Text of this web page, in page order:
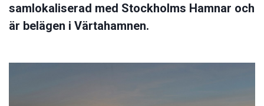
samlokaliserad med Stockholms Hamnar och
är belägen i Värtahamnen.